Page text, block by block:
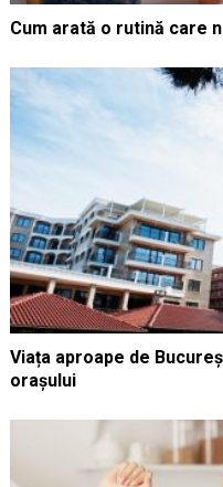
Cum arată o rutină care
Viața aproape de
orașului